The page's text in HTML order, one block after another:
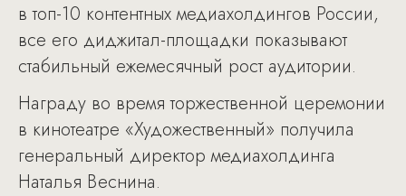
в топ-10 контентных медиахолдингов России,
все его диджитал-площадки показывают
стабильный ежемесячный рост аудитории.
Награду во время торжественной церемонии
в кинотеатре «Художественный» получила
генеральный директор медиахолдинга
Наталья Веснина.